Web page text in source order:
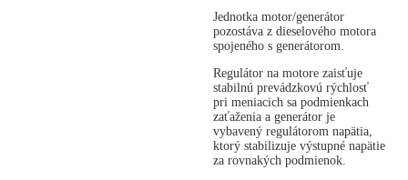
Jednotka motor/generátor
pozostáva z dieselového motora
spojeného s generátorom.
Regulátor na motore zaisťuje
stabilnú prevádzkovú rýchlosť
pri meniacich sa podmienkach
zaťaženia a generátor je
vybavený regulátorom napätia,
ktorý stabilizuje výstupné napätie
za rovnakých podmienok.